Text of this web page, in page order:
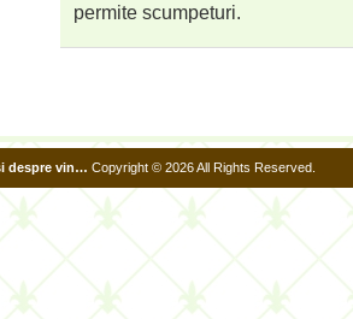
permite scumpeturi.
despre vin… Copyright © 2026 All Rights Reserved.